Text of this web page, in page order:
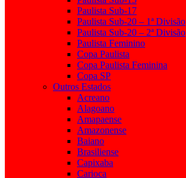
Paulista Sub-17
Paulista Sub-20 – 1ª Divisão
Paulista Sub-20 – 2ª Divisão
Paulista Feminino
Copa Paulista
Copa Paulista Feminina
Copa SP
Outros Estados
Acreano
Alagoano
Amapaense
Amazonense
Baiano
Brasiliense
Capixaba
Carioca